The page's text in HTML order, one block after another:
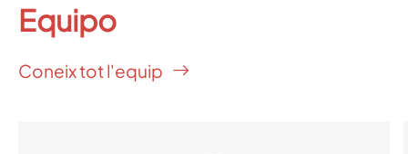
Equipo
Coneix tot l'equip